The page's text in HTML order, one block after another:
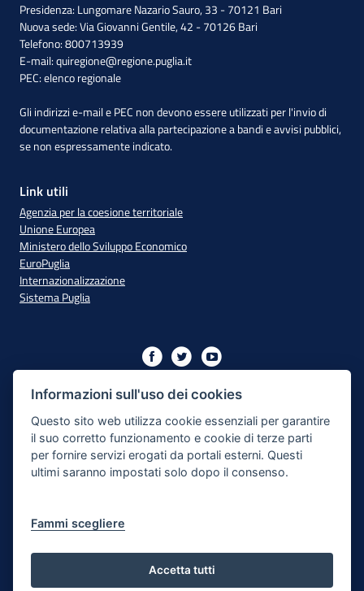
Presidenza: Lungomare Nazario Sauro, 33 - 70121 Bari
Nuova sede: Via Giovanni Gentile, 42 - 70126 Bari
Telefono: 800713939
E-mail:quiregione@regione.puglia.it
PEC:elenco regionale
Gli indirizzi e-mail e PEC non devono essere utilizzati per l'invio di
documentazione relativa alla partecipazione a bandi e avvisi pubblici,
se non espressamente indicato.
Link utili
Agenzia per la coesione territoriale
Unione Europea
Ministero dello Sviluppo Economico
EuroPuglia
Internazionalizzazione
Sistema Puglia
XIII
Dichiarazione di Accessibilità
Note Legali
Informazioni sull'uso dei cookies
Questo sito web utilizza cookie essenziali per garantire
il suo corretto funzionamento e cookie di terze parti
per fornire servizi erogati da portali esterni. Questi
ultimi saranno impostati solo dopo il consenso.
Fammi scegliere
Accetta tutti